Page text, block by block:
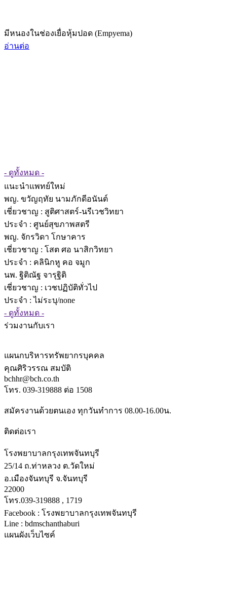
มีหนองในช่องเยื่อหุ้มปอด (Empyema)
อ่านต่อ
- ดูทั้งหมด -
แนะนำแพทย์ใหม่
พญ. ขวัญฤทัย นามภักดีอนันต์
เชี่ยวชาญ : สูติศาสตร์-นรีเวชวิทยา
ประจำ : ศูนย์สุขภาพสตรี
พญ. จักรวิดา โกษาคาร
เชี่ยวชาญ : โสต ศอ นาสิกวิทยา
ประจำ : คลินิกหู คอ จมูก
นพ. ฐิติณัฐ จารุฐิติ
เชี่ยวชาญ : เวชปฏิบัติทั่วไป
ประจำ : ไม่ระบุ/none
- ดูทั้งหมด -
ร่วมงานกับเรา
แผนกบริหารทรัพยากรบุคคล
คุณศิริวรรณ สมบัติ
bchhr@bch.co.th
โทร. 039-319888 ต่อ 1508
สมัครงานด้วยตนเอง ทุกวันทำการ 08.00-16.00น.
ติดต่อเรา
โรงพยาบาลกรุงเทพจันทบุรี
25/14 ถ.ท่าหลวง ต.วัดใหม่
อ.เมืองจันทบุรี จ.จันทบุรี
22000
โทร.039-319888 , 1719
Facebook : โรงพยาบาลกรุงเทพจันทบุรี
Line : bdmschanthaburi
แผนผังเว็บไซค์